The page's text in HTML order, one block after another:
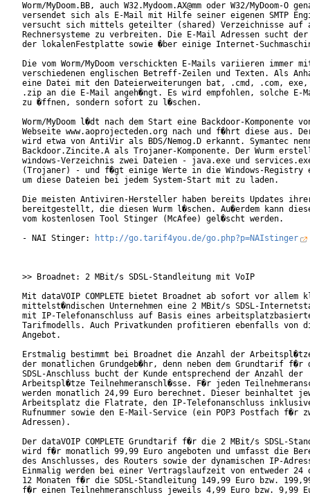
Worm/MyDoom.BB, auch W32.Mydoom.AX@mm oder W32/MyDoom-O
versendet sich als E-Mail mit Hilfe seiner eigenen SMTP
versucht sich mittels geteilter (shared) Verzeichnisse auf
Rechnersysteme zu verbreiten. Die E-Mail Adressen sucht der
der lokalenFestplatte sowie �ber einige Internet-
Die vom Worm/MyDoom verschickten E-Mails variieren immer
verschiedenen englischen Betreff-Zeilen und Texten. Als
eine Datei mit den Dateierweiterungen bat, .cmd, .com,
.zip an die E-Mail angeh�ngt. Es wird empfohlen, solche E-
zu �ffnen, sondern sofort zu l�schen.
Worm/MyDoom l�dt nach dem Start eine Backdoor-Komponente
Webseite www.aoprojecteden.org nach und f�hrt diese aus.
wird etwa von AntiVir als BDS/Nemog.D erkannt. Symantec
Backdoor.Zincite.A als Trojaner-Komponente. Der Wurm
windows-Verzeichnis zwei Dateien - java.exe und
(Trojaner) - und f�gt einige Werte in die Windows-Registry
um diese Dateien bei jedem System-Start mit zu laden.
Die meisten Antiviren-Hersteller haben bereits Updates
bereitgestellt, die diesen Wurm l�schen. Au�erdem kann
vom kostenlosen Tool Stinger (McAfee) gel�scht werden.
- NAI Stinger:
http://go.tarif4you.de/go.php?p=NAIstinger
>> Broadnet: 2 MBit/s SDSL-Standleitung mit VoIP
Mit dataVOIP COMPLETE bietet Broadnet ab sofort vor allem
mittelst�ndischen Unternehmen eine 2 MBit/s SDSL-
mit IP-Telefonanschluss auf Basis eines
Tarifmodells. Auch Privatkunden profitieren ebenfalls von
Angebot.
Erstmalig bestimmt bei Broadnet die Anzahl der
der monatlichen Grundgeb�hr, denn neben dem Grundtarif f�r
SDSL-Anschluss bucht der Kunde entsprechend der Anzahl der
Arbeitspl�tze Teilnehmeranschl�sse. F�r jeden
werden monatlich 24,99 Euro berechnet. Dieser beinhaltet
Arbeitsplatz die Flatrate, den IP-Telefonanschluss
Rufnummer sowie den E-Mail-Service (ein POP3 Postfach f�r
Adressen).
Der dataVOIP COMPLETE Grundtarif f�r die 2 MBit/s SDSL-
wird f�r monatlich 99,99 Euro angeboten und umfasst die
des Anschlusses, des Routers sowie der dynamischen IP-
Einmalig werden bei einer Vertragslaufzeit von entweder 24
12 Monaten f�r die SDSL-Standleitung 149,99 Euro bzw.
f�r einen Teilnehmeranschluss jeweils 4,99 Euro bzw. 9,99